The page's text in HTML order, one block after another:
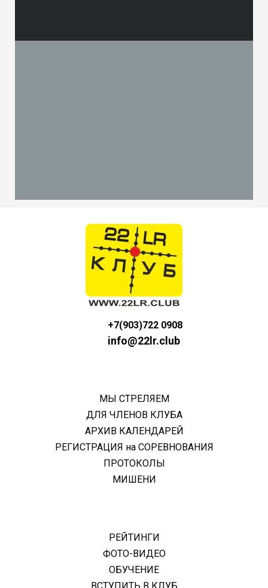
+7(903)722 0908
info@22lr.club
МЫ СТРЕЛЯЕМ
ДЛЯ ЧЛЕНОВ КЛУБА
АРХИВ КАЛЕНДАРЕЙ
РЕГИСТРАЦИЯ на СОРЕВНОВАНИЯ
ПРОТОКОЛЫ
МИШЕНИ
РЕЙТИНГИ
ФОТО-ВИДЕО
ОБУЧЕНИЕ